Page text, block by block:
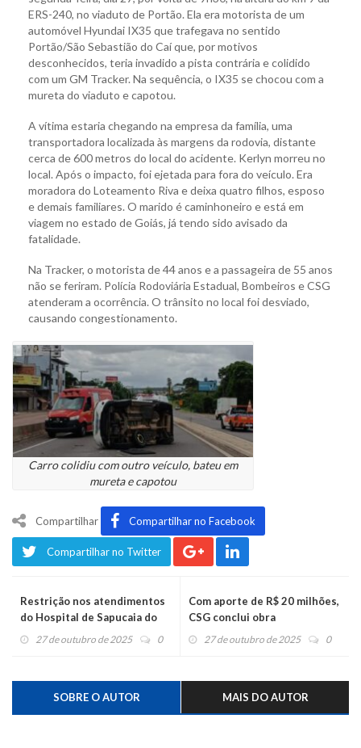
ERS-240, no viaduto de Portão. Ela era motorista de um
automóvel Hyundai IX35 que trafegava no sentido
Portão/São Sebastião do Caí que, por motivos
desconhecidos, teria invadido a pista contrária e colidido
com um GM Tracker. Na sequência, o IX35 se chocou com a
mureta do viaduto e capotou.
A vítima estaria chegando na empresa da família, uma
transportadora localizada às margens da rodovia, distante
cerca de 600 metros do local do acidente. Kerlyn morreu no
local. Após o impacto, foi ejetada para fora do veículo. Era
moradora do Loteamento Riva e deixa quatro filhos, esposo
e demais familiares. O marido é caminhoneiro e está em
viagem no estado de Goiás, já tendo sido avisado da
fatalidade.
Na Tracker, o motorista de 44 anos e a passageira de 55 anos
não se feriram. Polícia Rodoviária Estadual, Bombeiros e CSG
atenderam a ocorrência. O trânsito no local foi desviado,
causando congestionamento.
Carro colidiu com outro veículo, bateu em
mureta e capotou
Compartilhar Compartilhar no Facebook
Compartilhar no Twitter
Restrição nos atendimentos
do Hospital de Sapucaia do
Sul atinge o Vale do Caí
27 de outubro de 2025 0
Com aporte de R$ 20 milhões,
CSG conclui obra
emergencial de estabilização
27 de outubro de 2025 0
SOBRE O AUTOR MAIS DO AUTOR